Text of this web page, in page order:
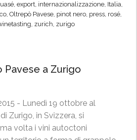
l
t
ò
v
e
s
, export, internazionalizzazione, Italia,
, Oltrepò Pavese, pinot nero, press, rosé,
, zurich, zurigo
Pavese a Zurigo
- Lunedì 19 ottobre al
Zurigo, in Svizzera, si
volta i vini autoctoni